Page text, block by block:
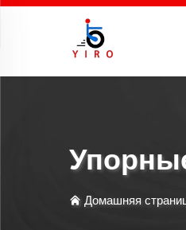
Домашняя